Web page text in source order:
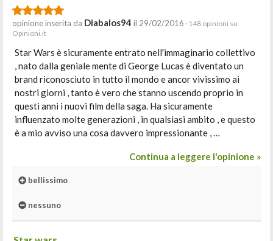
opinione inserita da Diabalos94 il 29/02/2016 · 148 opinioni su
Opinioni.it
Star Wars è sicuramente entrato nell'immaginario collettivo
, nato dalla geniale mente di George Lucas è diventato un
brand riconosciuto in tutto il mondo e ancor vivissimo ai
nostri giorni , tanto è vero che stanno uscendo proprio in
questi anni i nuovi film della saga. Ha sicuramente
influenzato molte generazioni , in qualsiasi ambito , e questo
è a mio avviso una cosa davvero impressionante , …
Continua a leggere l'opinione »
bellissimo
nessuno